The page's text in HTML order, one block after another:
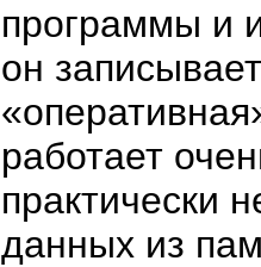
программы и
он
работает
практически
данных из